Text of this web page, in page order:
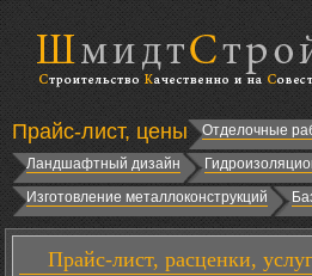
Прайс-лист, цены Отделочные
Ландшафтный дизайн
Изготовление металлоконструкций
Прайс-лист, расценки,